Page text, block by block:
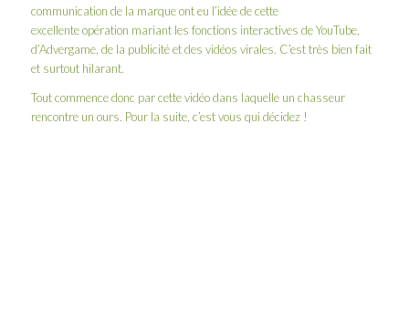
communication de la marque ont eu l’idée de cette
excellente opération mariant les fonctions interactives de YouTube,
d’Advergame, de la publicité et des vidéos virales. C’est très bien fait
et surtout hilarant.
Tout commence donc par cette vidéo dans laquelle un chasseur
rencontre un ours. Pour la suite, c’est vous qui décidez !